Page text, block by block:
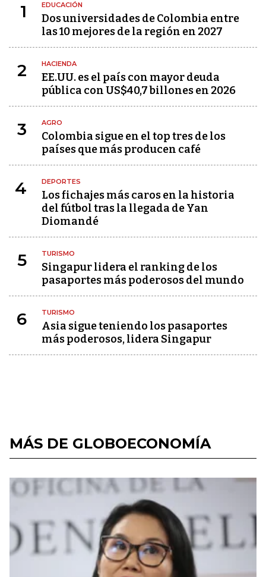
1 EDUCACIÓN
Dos universidades de Colombia entre
las 10 mejores de la región en 2027
2 HACIENDA
EE.UU. es el país con mayor deuda
pública con US$40,7 billones en 2026
3 AGRO
Colombia sigue en el top tres de los
países que más producen café
4 DEPORTES
Los fichajes más caros en la historia
del fútbol tras la llegada de Yan
Diomandé
5 TURISMO
Singapur lidera el ranking de los
pasaportes más poderosos del mundo
6 TURISMO
Asia sigue teniendo los pasaportes
más poderosos, lidera Singapur
MÁS DE GLOBOECONOMÍA